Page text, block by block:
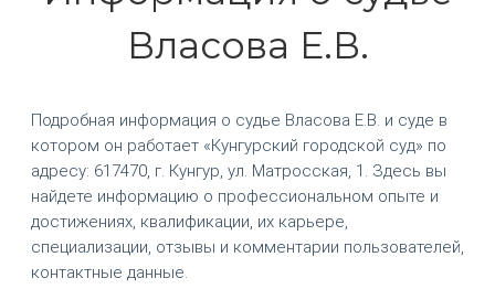
Власова Е.В.
Подробная информация о судье Власова Е.В. и суде в
котором он работает «Кунгурский городской суд» по
адресу: 617470, г. Кунгур, ул. Матросская, 1. Здесь вы
найдете информацию о профессиональном опыте и
достижениях, квалификации, их карьере,
специализации, отзывы и комментарии пользователей,
контактные данные.